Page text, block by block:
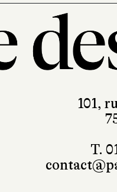
101,
T.